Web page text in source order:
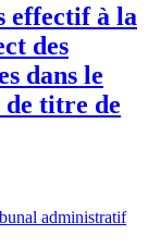
effectif à la
des
dans le
de titre de
administratif